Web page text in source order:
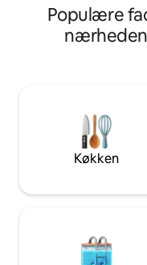
læderlounge og en
udsigt over de funklende
op til en fantastisk
tilbage efter en dag
Sydney. Du har måske
forlade stedet!
Populære
Køkken